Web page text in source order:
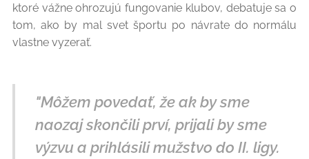
ktoré vážne ohrozujú fungovanie klubov, debatuje sa o
tom, ako by mal svet športu po návrate do normálu
vlastne vyzerať.
"Môžem povedať, že ak by sme
naozaj skončili prví, prijali by sme
výzvu a prihlásili mužstvo do II. ligy.